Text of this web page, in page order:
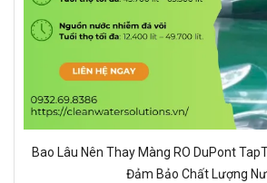
Bao Lâu Nên Thay Màng RO DuPont
Đảm Bảo Chất Lượng